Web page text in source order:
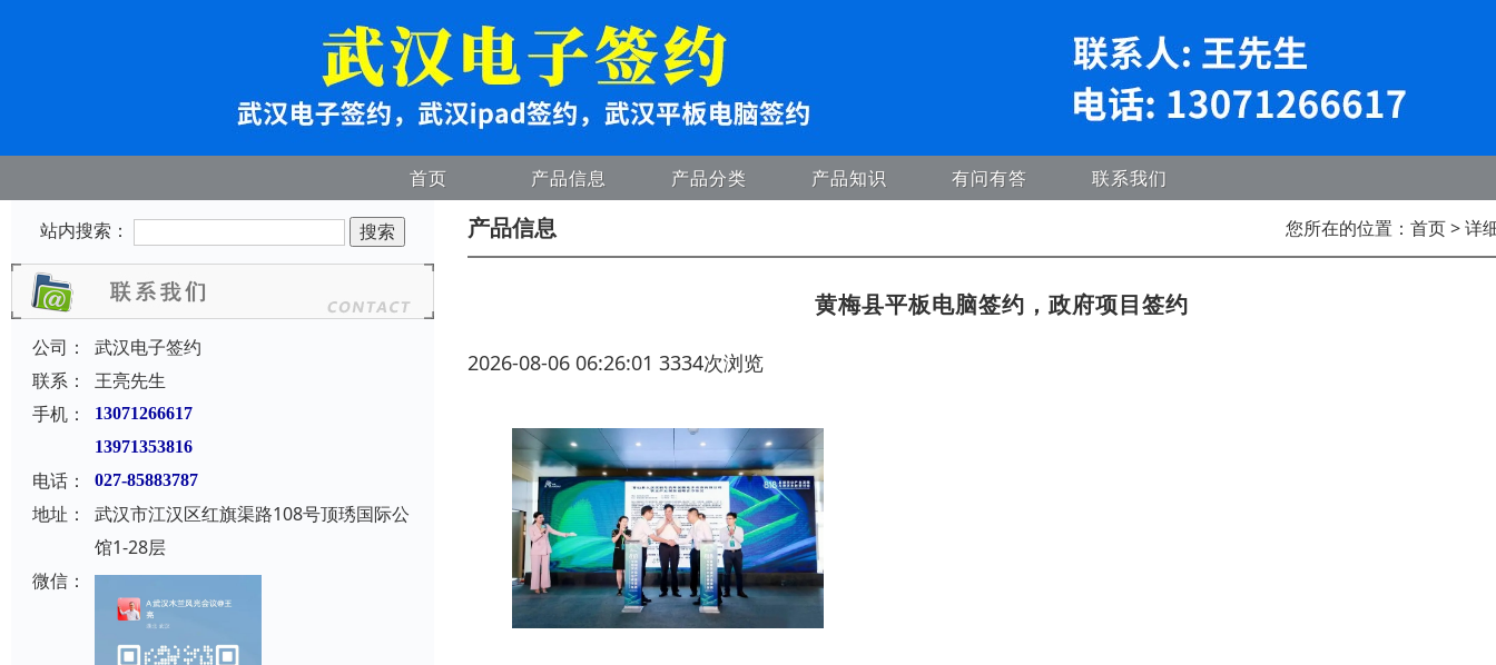
首页 产品信息 产品分类 产品知识 有问有答 联系我们
站内搜索：
公司：
武汉电子签约
联系：
王亮先生
手机：
13071266617
13971353816
电话： 027-85883787
地址：
武汉市江汉区红旗渠路108号顶琇国际公
馆1-28层
微信：
产品信息 您所在的位置： 首页> 详
黄梅县平板电脑签约，政府项目签约
2026-08-06 06:26:01 3334次浏览